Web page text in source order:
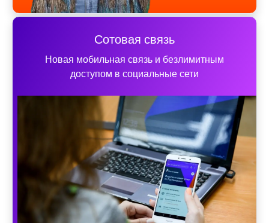
Сотовая связь
Новая мобильная связь и безлимитным
доступом в социальные сети